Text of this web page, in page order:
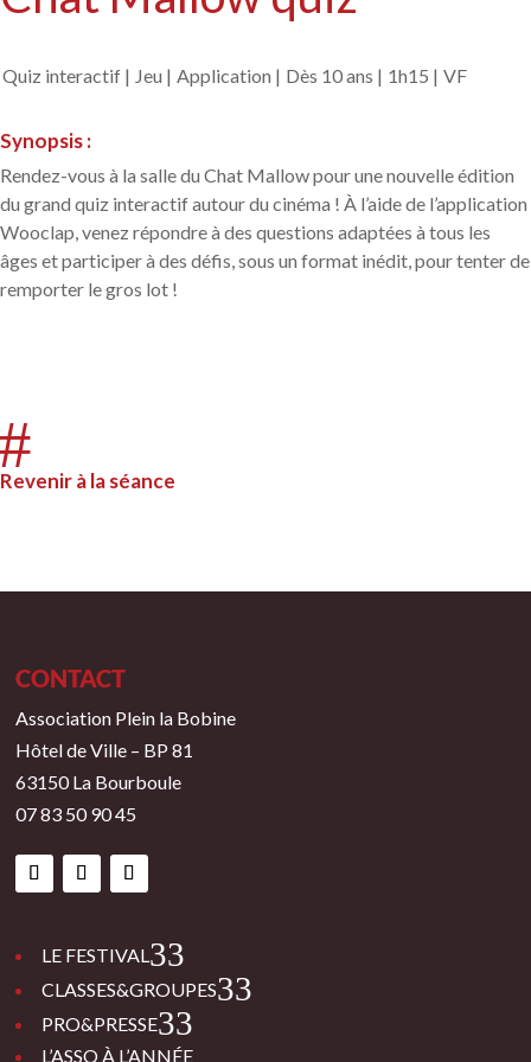
Quiz interactif | Jeu | Application | Dès 10 ans | 1h15 | VF
Synopsis :
Rendez-vous à la salle du Chat Mallow pour une nouvelle édition
du grand quiz interactif autour du cinéma ! À l’aide de l’application
Wooclap, venez répondre à des questions adaptées à tous les
âges et participer à des défis, sous un format inédit, pour tenter de
remporter le gros lot !
Revenir à la séance
CONTACT
Association Plein la Bobine
Hôtel de Ville – BP 81
63150 La Bourboule
07 83 50 90 45
LE FESTIVAL 3
CLASSES&GROUPES 3
PRO&PRESSE 3
L’ASSO À L’ANNÉE